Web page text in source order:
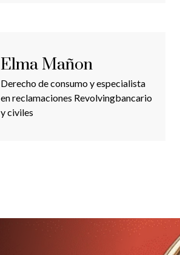
Elma Mañon
Derecho de consumo y especialista
en reclamaciones Revolvingbancario
y civiles